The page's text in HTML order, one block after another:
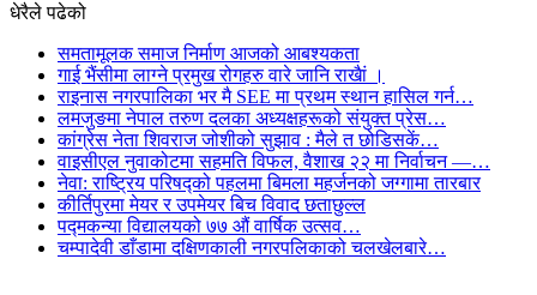
धेरैले पढेको
समतामूलक समाज निर्माण आजको आबश्यकता
गाई भैंसीमा लाग्ने प्रमुख रोगहरु वारे जानि राखैां ।
राइनास नगरपालिका भर मै SEE मा प्रथम स्थान हासिल गर्न…
लमजुङमा नेपाल तरुण दलका अध्यक्षहरूको संयुक्त प्रेस…
कांग्रेस नेता शिवराज जोशीको सुझाव : मैले त छोडिसकें…
वाइसीएल नुवाकोटमा सहमति विफल, वैशाख २२ मा निर्वाचन —…
नेवा: राष्ट्रिय परिषद्को पहलमा बिमला महर्जनको जग्गामा तारबार
कीर्तिपुरमा मेयर र उपमेयर बिच विवाद छताछुल्ल
पद्मकन्या विद्यालयको ७७ औं ‌‌वार्षिक ‌उत्सव…
चम्पादेवी डाँडामा दक्षिणकाली नगरपलिकाको चलखेलबारे…